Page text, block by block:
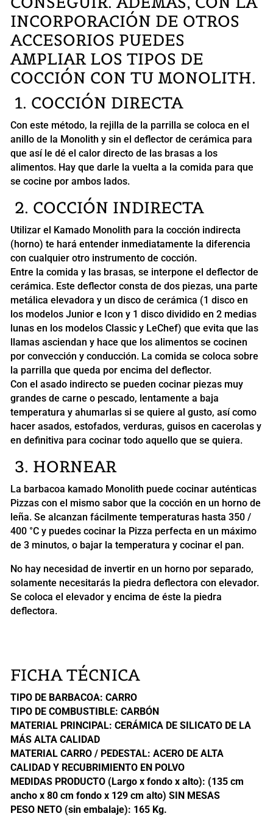
INCORPORACIÓN DE OTROS
ACCESORIOS PUEDES
AMPLIAR LOS TIPOS DE
COCCIÓN CON TU MONOLITH.
1. COCCIÓN DIRECTA
Con este método, la rejilla de la parrilla se coloca en el
anillo de la Monolith y sin el deflector de cerámica para
que así le dé el calor directo de las brasas a los
alimentos. Hay que darle la vuelta a la comida para que
se cocine por ambos lados.
2. COCCIÓN INDIRECTA
Utilizar el Kamado Monolith para la cocción indirecta
(horno) te hará entender inmediatamente la diferencia
con cualquier otro instrumento de cocción.
Entre la comida y las brasas, se interpone el deflector de
cerámica. Este deflector consta de dos piezas, una parte
metálica elevadora y un disco de cerámica (1 disco en
los modelos Junior e Icon y 1 disco dividido en 2 medias
lunas en los modelos Classic y LeChef) que evita que las
llamas asciendan y hace que los alimentos se cocinen
por convección y conducción. La comida se coloca sobre
la parrilla que queda por encima del deflector.
Con el asado indirecto se pueden cocinar piezas muy
grandes de carne o pescado, lentamente a baja
temperatura y ahumarlas si se quiere al gusto, así como
hacer asados, estofados, verduras, guisos en cacerolas y
en definitiva para cocinar todo aquello que se quiera.
3. HORNEAR
La barbacoa kamado Monolith puede cocinar auténticas
Pizzas con el mismo sabor que la cocción en un horno de
leña. Se alcanzan fácilmente temperaturas hasta 350 /
400 °C y puedes cocinar la Pizza perfecta en un máximo
de 3 minutos, o bajar la temperatura y cocinar el pan.
No hay necesidad de invertir en un horno por separado,
solamente necesitarás la piedra deflectora con elevador.
Se coloca el elevador y encima de éste la piedra
deflectora.
FICHA TÉCNICA
TIPO DE BARBACOA: CARRO
TIPO DE COMBUSTIBLE: CARBÓN
MATERIAL PRINCIPAL: CERÁMICA DE SILICATO DE LA
MÁS ALTA CALIDAD
MATERIAL CARRO / PEDESTAL: ACERO DE ALTA
CALIDAD Y RECUBRIMIENTO EN POLVO
MEDIDAS PRODUCTO (Largo x fondo x alto): (135 cm
ancho x 80 cm fondo x 129 cm alto) SIN MESAS
PESO NETO (sin embalaje): 165 Kg.